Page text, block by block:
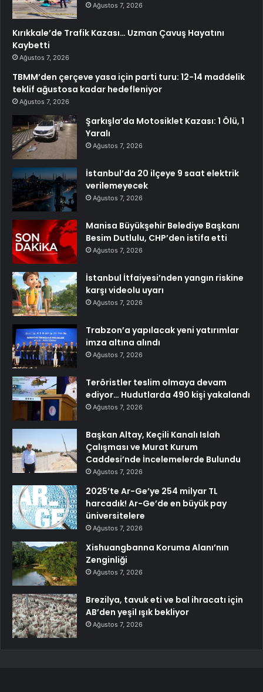
Ağustos 7, 2026
Kırıkkale’de Trafik Kazası… Uzman Çavuş Hayatını
Kaybetti
Ağustos 7, 2026
TBMM’den çerçeve yasa için parti turu: 12-14 maddelik
teklif ağustosa kadar hedefleniyor
Ağustos 7, 2026
Şarkışla’da Motosiklet Kazası: 1 Ölü, 1
Yaralı
Ağustos 7, 2026
İstanbul’da 20 ilçeye 9 saat elektrik
verilemeyecek
Ağustos 7, 2026
Manisa Büyükşehir Belediye Başkanı
Besim Dutlulu, CHP’den istifa etti
Ağustos 7, 2026
İstanbul İtfaiyesi’nden yangın riskine
karşı videolu uyarı
Ağustos 7, 2026
Trabzon’a yapılacak yeni yatırımlar
imza altına alındı
Ağustos 7, 2026
Teröristler teslim olmaya devam
ediyor… Hudutlarda 490 kişi yakalandı
Ağustos 7, 2026
Başkan Altay, Keçili Kanalı Islah
Çalışması ve Murat Kurum
Caddesi’nde İncelemelerde Bulundu
Ağustos 7, 2026
2025’te Ar-Ge’ye 254 milyar TL
harcadık! Ar-Ge’de en büyük pay
üniversitelere
Ağustos 7, 2026
Xishuangbanna Koruma Alanı’nın
Zenginliği
Ağustos 7, 2026
Brezilya, tavuk eti ve bal ihracatı için
AB’den yeşil ışık bekliyor
Ağustos 7, 2026